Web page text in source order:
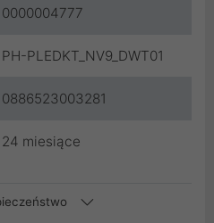
0000004777
PH-PLEDKT_NV9_DWT01
0886523003281
24 miesiące